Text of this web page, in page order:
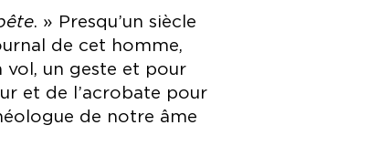
. » Presqu’un siècle
de cet homme,
vol, un geste et pour
et de l’acrobate pour
de notre âme